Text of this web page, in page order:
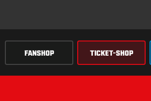
FANSHOP TICKET-SHOP